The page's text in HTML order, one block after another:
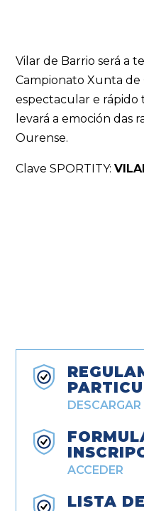
Vilar de Barrio será a
Campionato Xunta de
espectacular e rápido
levará a emoción das
Ourense.
Clave SPORTITY:
DESCARGAR
ACCEDER
LISTA